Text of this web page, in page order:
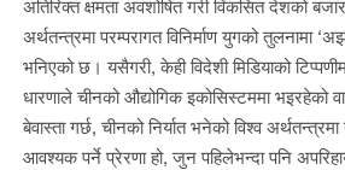
अतिरिक्त क्षमता अवशोषित गरी विकसित देशको
अर्थतन्त्रमा परम्परागत विनिर्माण युगको तुलनामा
भनिएको छ। यसैगरी, केही विदेशी मिडियाको
धारणाले चीनको औद्योगिक इकोसिस्टममा भइरहेको
बेवास्ता गर्छ, चीनको निर्यात भनेको विश्व
आवश्यक पर्ने प्रेरणा हो, जुन पहिलेभन्दा पनि